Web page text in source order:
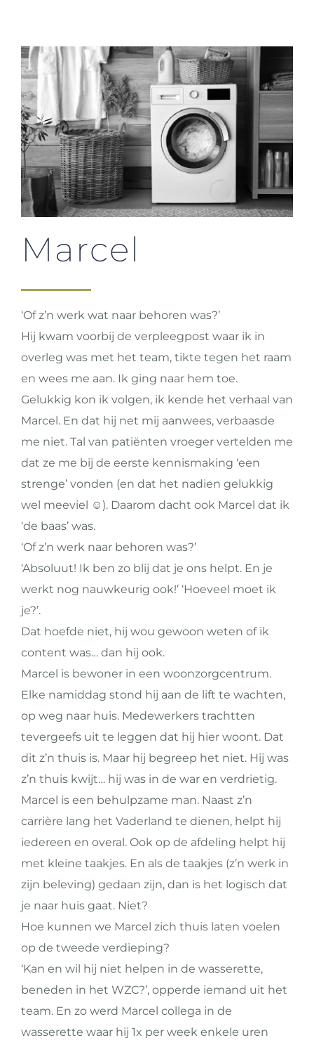
Marcel
‘Of z’n werk wat naar behoren was?’
Hij kwam voorbij de verpleegpost waar ik in
overleg was met het team, tikte tegen het raam
en wees me aan. Ik ging naar hem toe.
Gelukkig kon ik volgen, ik kende het verhaal van
Marcel. En dat hij net mij aanwees, verbaasde
me niet. Tal van patiënten vroeger vertelden me
dat ze me bij de eerste kennismaking ‘een
strenge’ vonden (en dat het nadien gelukkig
wel meeviel ☺️). Daarom dacht ook Marcel dat ik
‘de baas’ was.
‘Of z’n werk naar behoren was?’
‘Absoluut! Ik ben zo blij dat je ons helpt. En je
werkt nog nauwkeurig ook!’ ‘Hoeveel moet ik
je?’.
Dat hoefde niet, hij wou gewoon weten of ik
content was… dan hij ook.
Marcel is bewoner in een woonzorgcentrum.
Elke namiddag stond hij aan de lift te wachten,
op weg naar huis. Medewerkers trachtten
tevergeefs uit te leggen dat hij hier woont. Dat
dit z’n thuis is. Maar hij begreep het niet. Hij was
z’n thuis kwijt… hij was in de war en verdrietig.
Marcel is een behulpzame man. Naast z’n
carrière lang het Vaderland te dienen, helpt hij
iedereen en overal. Ook op de afdeling helpt hij
met kleine taakjes. En als de taakjes (z’n werk in
zijn beleving) gedaan zijn, dan is het logisch dat
je naar huis gaat. Niet?
Hoe kunnen we Marcel zich thuis laten voelen
op de tweede verdieping?
‘Kan en wil hij niet helpen in de wasserette,
beneden in het WZC?’, opperde iemand uit het
team. En zo werd Marcel collega in de
wasserette waar hij 1x per week enkele uren